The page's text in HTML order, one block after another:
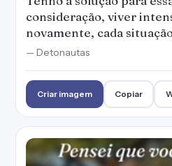
consideração, viver
novamente, cada
— Detonautas
Criar imagem Copiar